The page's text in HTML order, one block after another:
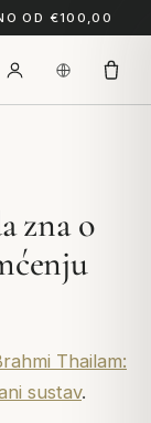
OD €100,00
zna o
Thailam:
sustav.